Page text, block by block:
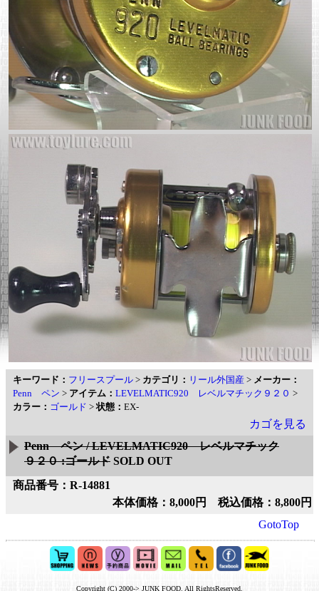
キーワード： フリースプール > カテゴリ： リール外国産 > メーカー：
Penn ペン > アイテム： LEVELMATIC920 レベルマチック９２０ >
カラー： ゴールド >状態： EX-
カゴを見る
Penn ペン / LEVELMATIC920 レベルマチック
９２０ :ゴールド SOLD OUT
商品番号：R-14881
本体価格：8,000円 税込価格：8,800円
GotoTop
Copyright (C) 2000-> JUNK FOOD. All RightsReserved.